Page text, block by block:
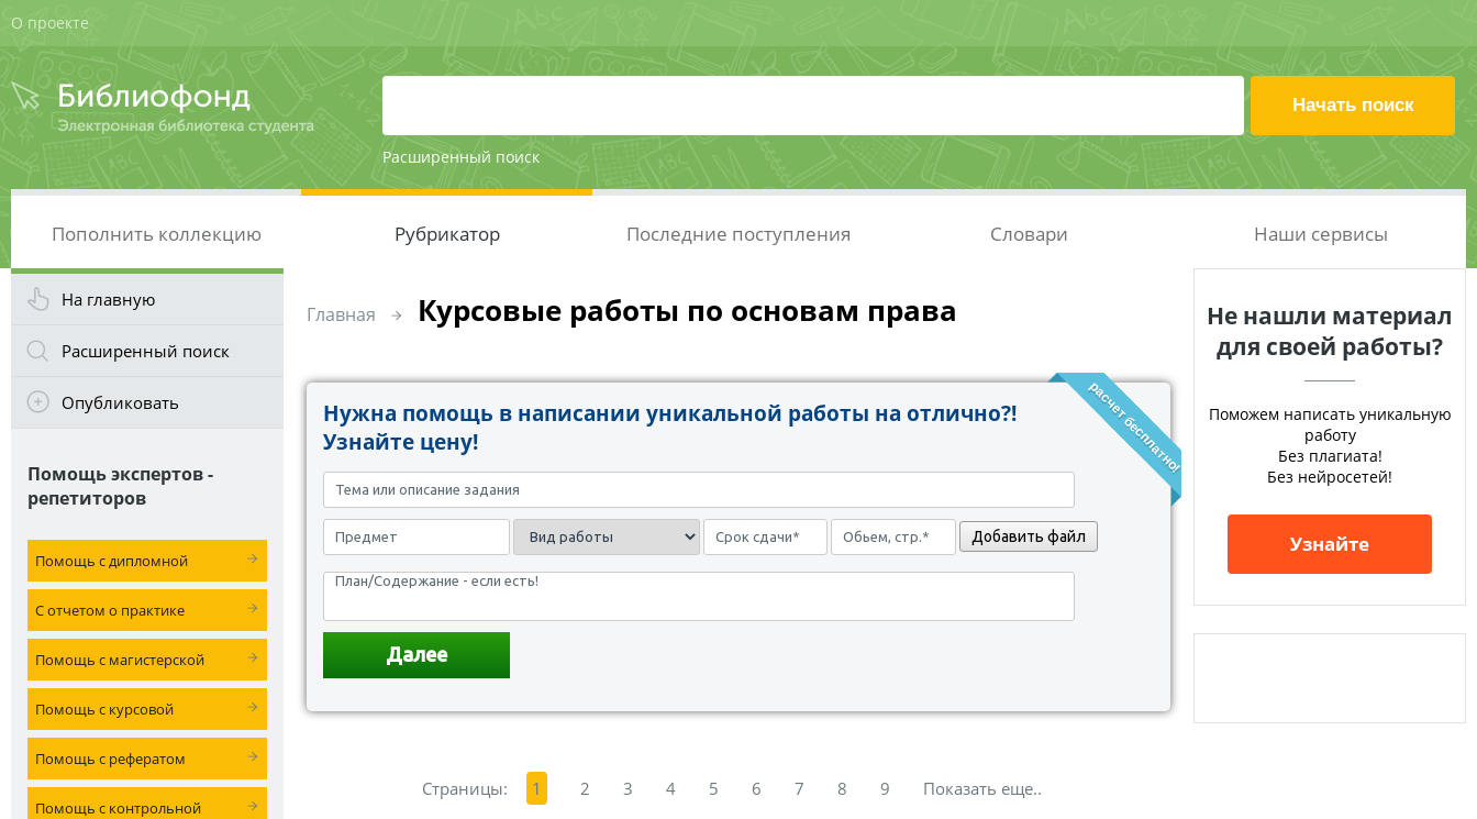
О проекте
Расширенный поиск
Пополнить коллекцию Рубрикатор Последние поступления Словари Наши сервисы
На главную
Расширенный поиск
Опубликовать
Помощь экспертов -
репетиторов
Помощь с дипломной
С отчетом о практике
Помощь с магистерской
Помощь с курсовой
Помощь с рефератом
Помощь с контрольной
Главная Курсовые работы по основам права
расчет бесплатно!
Нужна помощь в написании уникальной работы на отлично?!
Узнайте цену!
Добавить файл
Страницы: 1 2 3 4 5 6 7 8 9 Показать еще..
Не нашли материал
для своей работы?
Поможем написать уникальную
работу
Без плагиата!
Без нейросетей!
Узнайте